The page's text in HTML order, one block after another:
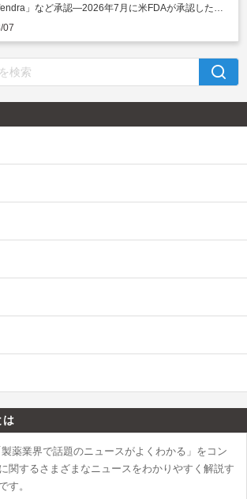
」など承認―2026年7月に米FDAが承認した新
07
は
薬業界で話題のニュースがよくわかる」をコン
関するさまざまなニュースをわかりやすく解説す
す。